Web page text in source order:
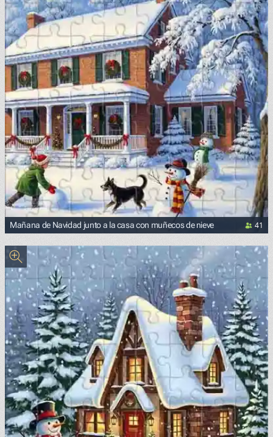
Mañana de Navidad junto a la casa con muñecos de nieve 41